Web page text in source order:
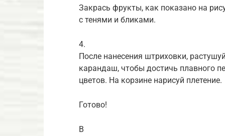
Закрась фрукты, как показано на
с тенями и бликами.
4.
После нанесения штриховки, растушуй
карандаш, чтобы достичь плавного
цветов. На корзине нарисуй плетение.
Готово!
В